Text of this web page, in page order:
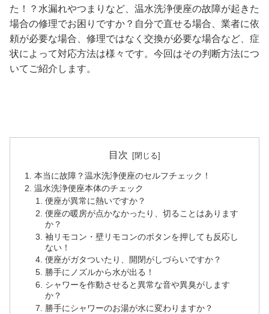
た！？水漏れやつまりなど、温水洗浄便座の故障が起きた
場合の修理でお困りですか？自分で直せる場合、業者に依
頼が必要な場合、修理ではなく交換が必要な場合など、症
状によって対応方法は様々です。今回はその判断方法につ
いてご紹介します。
目次
本当に故障？温水洗浄便座のセルフチェック！
温水洗浄便座本体のチェック
便座が異常に熱いですか？
便座の暖房が点かなかったり、切ることはあります
か？
袖リモコン・壁リモコンのボタンを押しても反応し
ない！
便座がガタついたり、開閉がしづらいですか？
勝手にノズルから水が出る！
シャワーを作動させると異常な音や異臭がします
か？
勝手にシャワーのお湯が水に変わりますか？